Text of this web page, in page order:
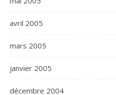
avril 2005
mars 2005
janvier 2005
décembre 2004